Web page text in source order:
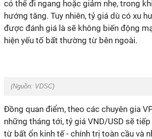
có thể đi ngang hoặc giảm nhẹ, trong
hướng tăng. Tuy nhiên, tỷ giá dù có xu
được đánh giá là sẽ không biến động
hiện yếu tố bất thường từ bên ngoài.
(Nguồn: VDSC)
Đồng quan điểm, theo các chuyên gia
những tháng tới, tỷ giá VND/USD sẽ
từ bất ổn kinh tế - chính trị toàn cầu và